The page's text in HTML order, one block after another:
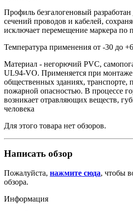
Профиль безгалогеновый
сечений проводов и кабелей,
исключает перемещение маркера по
Температура применения от -30 до
Материал - негорючий PVC,
UL94-VO. Применяется при
общественных зданиях,
пожарной опасностью. В процессе
возникает отравляющих веществ,
человека
Для этого товара нет обзоров.
Написать обзор
Пожалуйста, нажмите сюда, чтобы
обзора.
Информация